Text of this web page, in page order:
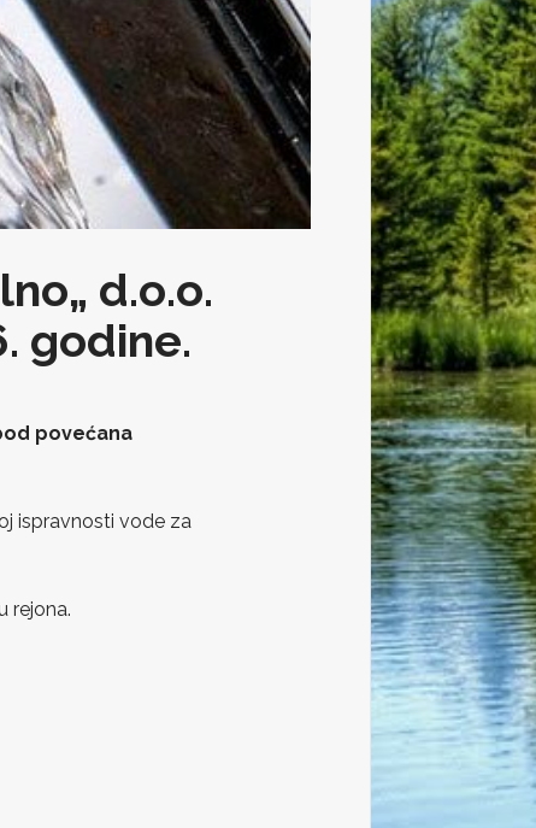
d.o.o.
godine.
povećana
ispravnosti vode za
rejona.